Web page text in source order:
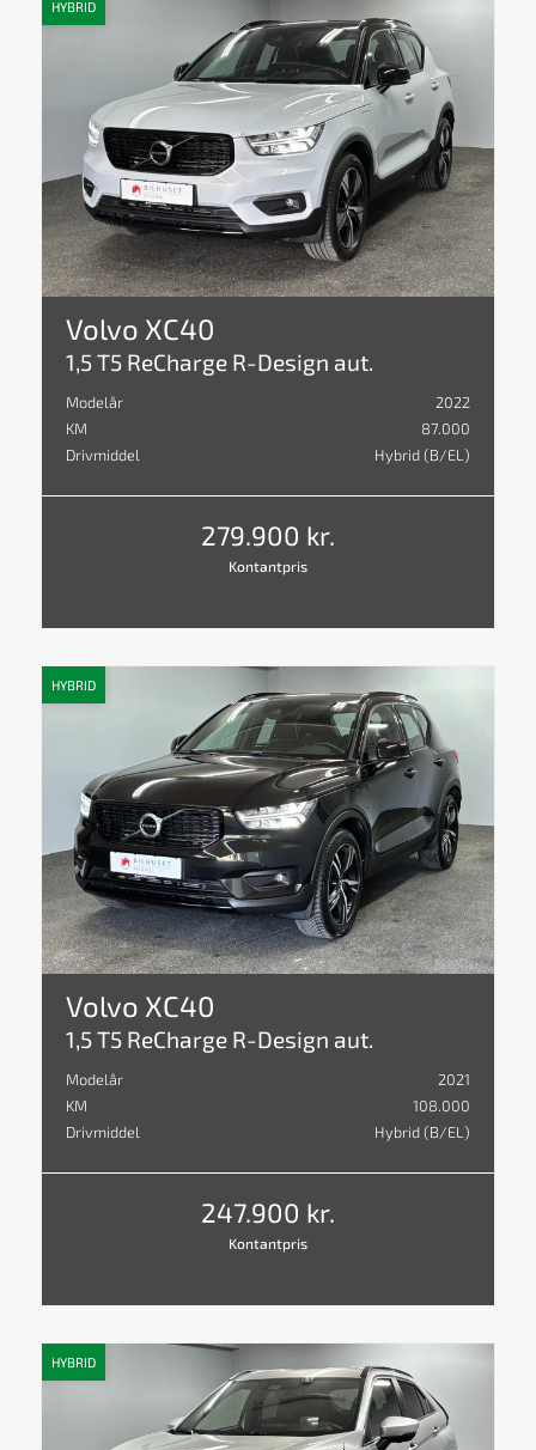
HYBRID
Volvo XC40
1,5 T5 ReCharge R-Design aut.
279.900 kr.
Kontantpris
2022
Modelår
87.000
KM
Hybrid (B/EL)
Drivmiddel
HYBRID
Volvo XC40
1,5 T5 ReCharge R-Design aut.
247.900 kr.
Kontantpris
2021
Modelår
108.000
KM
Hybrid (B/EL)
Drivmiddel
HYBRID